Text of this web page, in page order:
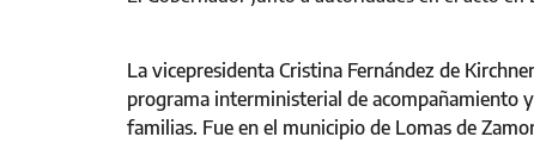
La vicepresidenta Cristina Fernández de
programa interministerial de acompañamiento
familias. Fue en el municipio de Lomas de